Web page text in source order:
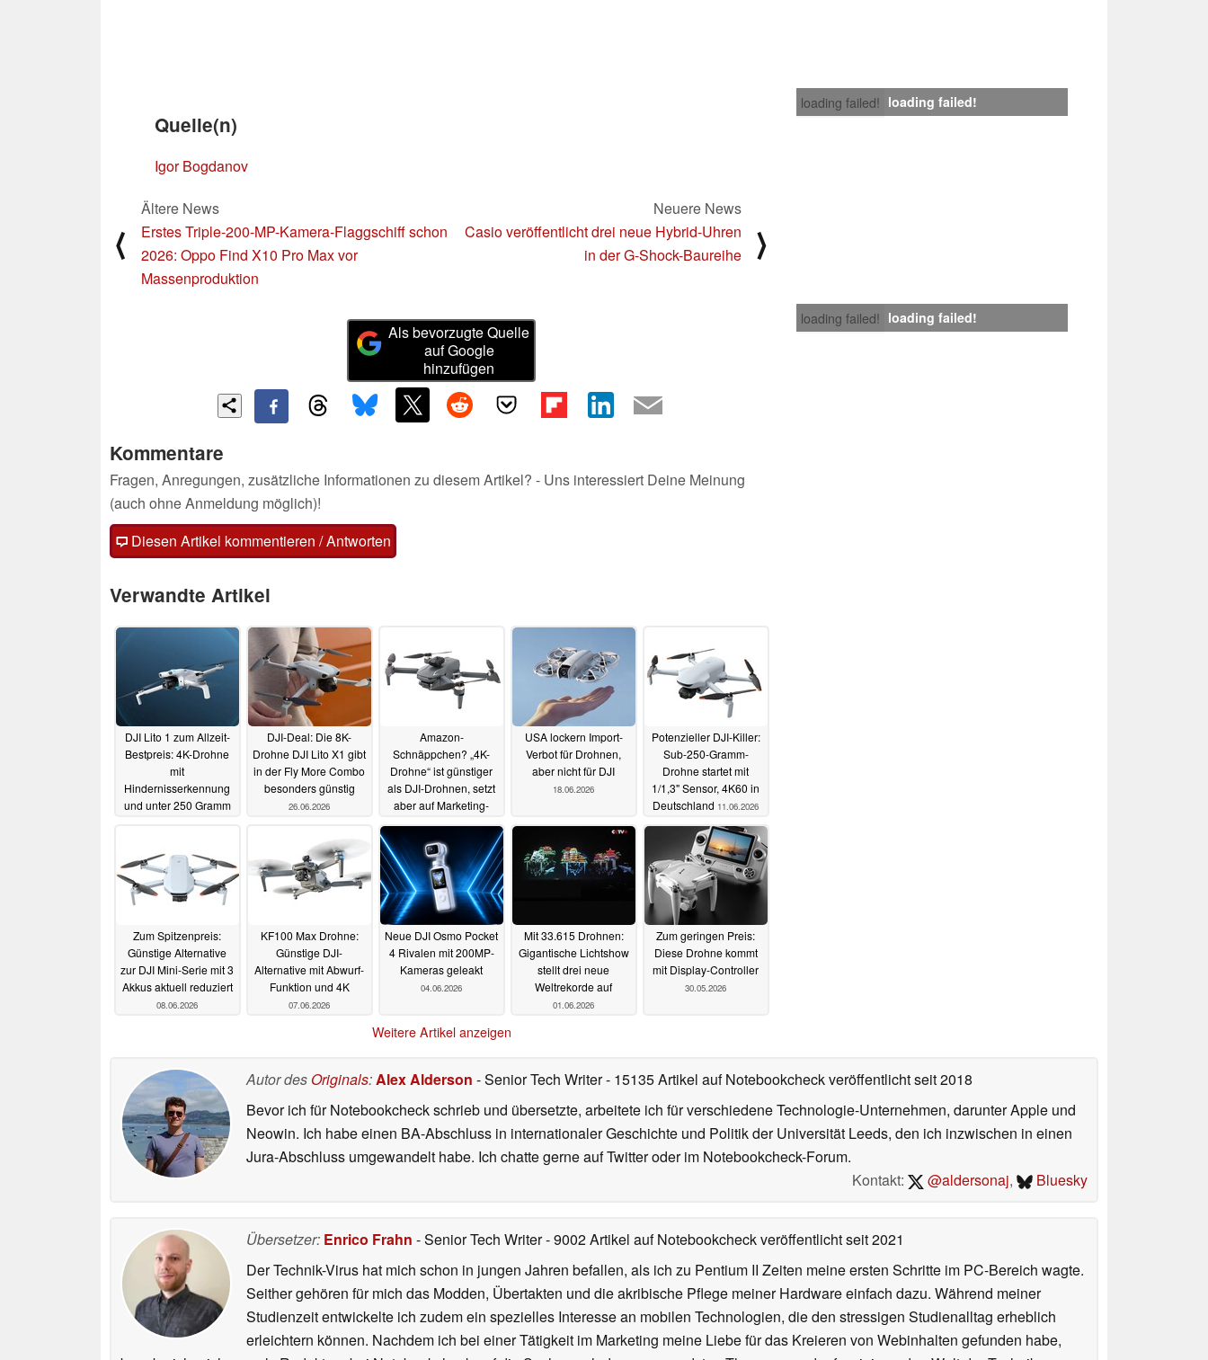
loading failed! loading failed!
Quelle(n)
Igor Bogdanov
⟨
Ältere News
Erstes Triple-200-MP-Kamera-Flaggschiff schon
2026: Oppo Find X10 Pro Max vor
Massenproduktion
Neuere News
Casio veröffentlicht drei neue Hybrid-Uhren
in der G-Shock-Baureihe
⟩
loading failed! loading failed!
Als bevorzugte Quelle
auf Google
hinzufügen
Kommentare
Fragen, Anregungen, zusätzliche Informationen zu diesem Artikel? - Uns interessiert Deine Meinung
(auch ohne Anmeldung möglich)!
Diesen Artikel kommentieren / Antworten
Verwandte Artikel
DJI Lito 1 zum Allzeit-
Bestpreis: 4K-Drohne
mit
Hindernisserkennung
und unter 250 Gramm
DJI-Deal: Die 8K-
Drohne DJI Lito X1 gibt
in der Fly More Combo
besonders günstig
26.06.2026
Amazon-
Schnäppchen? „4K-
Drohne“ ist günstiger
als DJI-Drohnen, setzt
aber auf Marketing-
Tricks20.06.2026
USA lockern Import-
Verbot für Drohnen,
aber nicht für DJI
18.06.2026
Potenzieller DJI-Killer:
Sub-250-Gramm-
Drohne startet mit
1/1,3" Sensor, 4K60 in
Deutschland 11.06.2026
Zum Spitzenpreis:
Günstige Alternative
zur DJI Mini-Serie mit 3
Akkus aktuell reduziert
08.06.2026
KF100 Max Drohne:
Günstige DJI-
Alternative mit Abwurf-
Funktion und 4K
07.06.2026
Neue DJI Osmo Pocket
4 Rivalen mit 200MP-
Kameras geleakt
04.06.2026
Mit 33.615 Drohnen:
Gigantische Lichtshow
stellt drei neue
Weltrekorde auf
01.06.2026
Zum geringen Preis:
Diese Drohne kommt
mit Display-Controller
30.05.2026
Weitere Artikel anzeigen
Autor des Originals:Alex Alderson - Senior Tech Writer- 15135 Artikel auf Notebookcheck veröffentlichtseit 2018
Bevor ich für Notebookcheck schrieb und übersetzte, arbeitete ich für verschiedene Technologie-Unternehmen, darunter Apple und
Neowin. Ich habe einen BA-Abschluss in internationaler Geschichte und Politik der Universität Leeds, den ich inzwischen in einen
Jura-Abschluss umgewandelt habe. Ich chatte gerne auf Twitter oder im Notebookcheck-Forum.
Kontakt:
@aldersonaj, Bluesky
Übersetzer: Enrico Frahn - Senior Tech Writer- 9002 Artikel auf Notebookcheck veröffentlichtseit 2021
Der Technik-Virus hat mich schon in jungen Jahren befallen, als ich zu Pentium II Zeiten meine ersten Schritte im PC-Bereich wagte.
Seither gehören für mich das Modden, Übertakten und die akribische Pflege meiner Hardware einfach dazu. Während meiner
Studienzeit entwickelte ich zudem ein spezielles Interesse an mobilen Technologien, die den stressigen Studienalltag erheblich
erleichtern können. Nachdem ich bei einer Tätigkeit im Marketing meine Liebe für das Kreieren von Webinhalten gefunden habe,